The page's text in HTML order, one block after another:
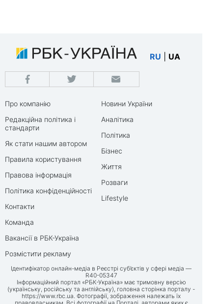
RU UA
Про компанію
Редакційна політика і
стандарти
Як стати нашим автором
Правила користування
Правова інформація
Політика конфіденційності
Контакти
Команда
Вакансії в РБК-Україна
Розмістити рекламу
Новини України
Аналітика
Політика
Бізнес
Життя
Розваги
Lifestyle
Ідентифікатор онлайн-медіа в Реєстрі суб’єктів у сфері медіа —
R40-05347
Інформаційний портал «РБК-Україна» має тримовну версію
(українську, російську та англійську), головна сторінка порталу -
https://www.rbc.ua. Фотографії, зображення належать їх